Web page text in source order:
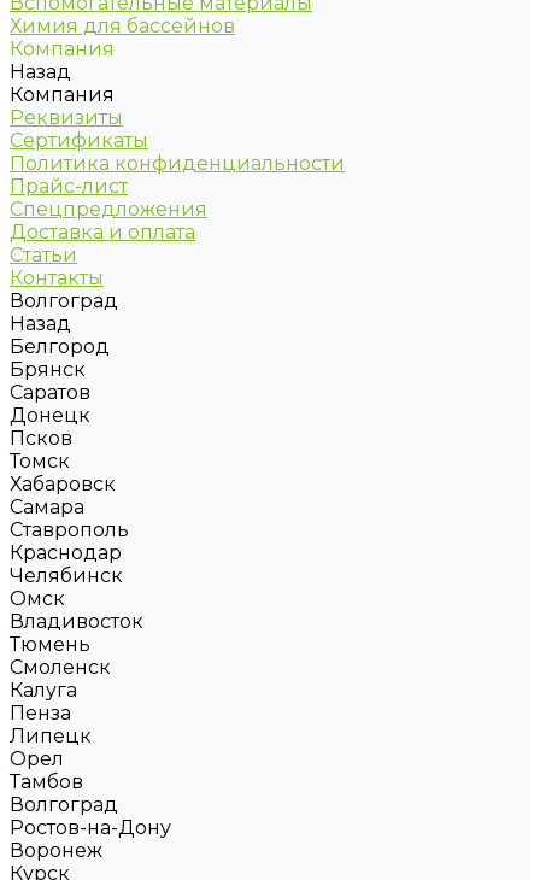
Химия для бассейнов
Компания
Назад
Компания
Реквизиты
Сертификаты
Политика конфиденциальности
Прайс-лист
Спецпредложения
Доставка и оплата
Статьи
Контакты
Волгоград
Назад
Белгород
Брянск
Саратов
Донецк
Псков
Томск
Хабаровск
Самара
Ставрополь
Краснодар
Челябинск
Омск
Владивосток
Тюмень
Смоленск
Калуга
Пенза
Липецк
Орел
Тамбов
Волгоград
Ростов-на-Дону
Воронеж
Курск